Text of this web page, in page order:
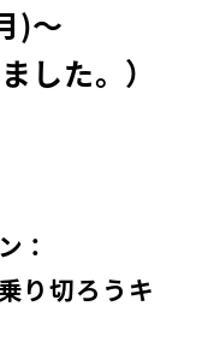
)～
した。）
：
り切ろうキ